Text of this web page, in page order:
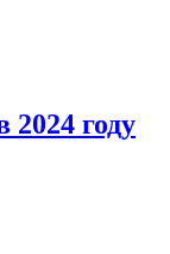
2024 году